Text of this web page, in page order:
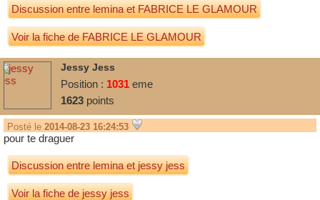
(kaichou wa maid sama)
Discussion entreleminaetFABRICE LE GLAMOUR
Voir la fiche de FABRICE LE GLAMOUR
Jessy Jess
Position : 1031 eme
1623 points
Posté le 2014-08-23 16:24:53
pour te draguer
Discussion entreleminaetjessy jess
Voir la fiche de jessy jess